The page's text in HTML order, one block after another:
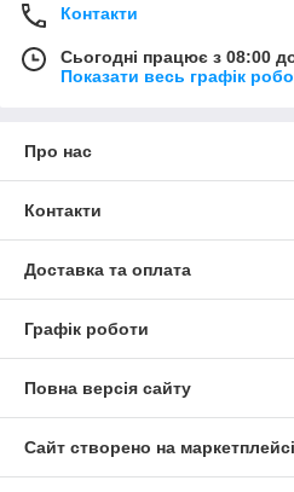
Контакти
Сьогодні працює з 08:00
Показати весь графік
Про нас
Контакти
Доставка та оплата
Графік роботи
Повна версія сайту
Сайт створено на маркетплейсі